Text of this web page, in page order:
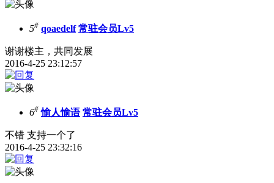
5# qoaedelf 常驻会员Lv5
谢谢楼主，共同发展
2016-4-25 23:12:57
6# 愉人愉语 常驻会员Lv5
不错 支持一个了
2016-4-25 23:32:16